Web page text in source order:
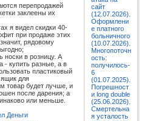
перепродажей
заклеены их
я видел скидки 40-
при продаже этих
рядовому
носки в розницу. А
- купить разные, а в
пластиковый
для
товар будет лучше, и
после дарения; а
или меньше.
Деньги
сайт
(12.07.2026).
Оформлени
е платного
больничного
(10.07.2026).
Многопоточн
ость:
получилось-
6
(01.07.2025).
Погрешност
и long double
(25.06.2026).
Смертельна
я усталость